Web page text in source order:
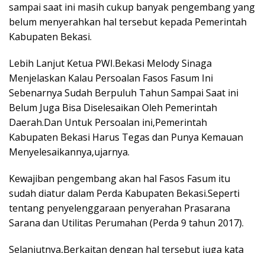
sampai saat ini masih cukup banyak pengembang yang
belum menyerahkan hal tersebut kepada Pemerintah
Kabupaten Bekasi.
Lebih Lanjut Ketua PWI.Bekasi Melody Sinaga
Menjelaskan Kalau Persoalan Fasos Fasum Ini
Sebenarnya Sudah Berpuluh Tahun Sampai Saat ini
Belum Juga Bisa Diselesaikan Oleh Pemerintah
Daerah.Dan Untuk Persoalan ini,Pemerintah
Kabupaten Bekasi Harus Tegas dan Punya Kemauan
Menyelesaikannya,ujarnya.
Kewajiban pengembang akan hal Fasos Fasum itu
sudah diatur dalam Perda Kabupaten Bekasi.Seperti
tentang penyelenggaraan penyerahan Prasarana
Sarana dan Utilitas Perumahan (Perda 9 tahun 2017).
Selanjutnya,Berkaitan dengan hal tersebut juga kata